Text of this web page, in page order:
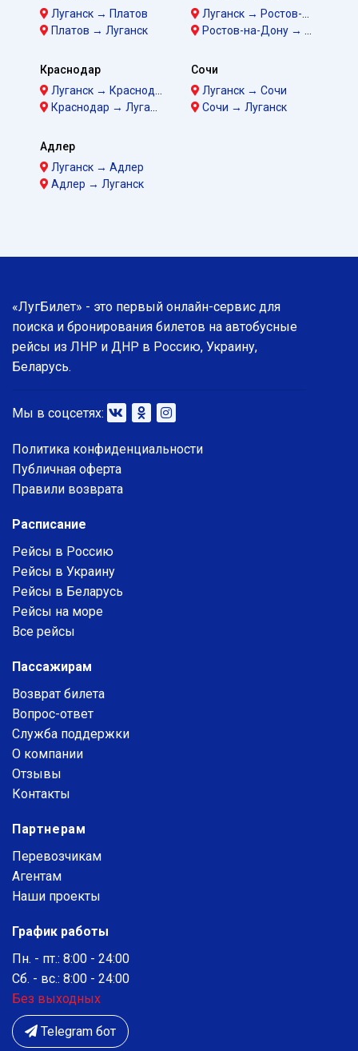
Луганск → Платов
Платов → Луганск
Луганск → Ростов-на-Дону
Ростов-на-Дону → Луганск
Краснодар
Луганск → Краснодар
Краснодар → Луганск
Сочи
Луганск → Сочи
Сочи → Луганск
Адлер
Луганск → Адлер
Адлер → Луганск
«ЛугБилет» - это первый онлайн-сервис для
поиска и бронирования билетов на автобусные
рейсы из ЛНР и ДНР в Россию, Украину,
Беларусь.
Мы в соцсетях:
Политика конфиденциальности
Публичная оферта
Правили возврата
Расписание
Рейсы в Россию
Рейсы в Украину
Рейсы в Беларусь
Рейсы на море
Все рейсы
Пассажирам
Возврат билета
Вопрос-ответ
Служба поддержки
О компании
Отзывы
Контакты
Партнерам
Перевозчикам
Агентам
Наши проекты
График работы
Пн. - пт.: 8:00 - 24:00
Сб. - вс.: 8:00 - 24:00
Без выходных
Telegram бот